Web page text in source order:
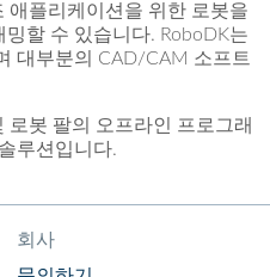
애플리케이션을 위한 로봇을
할 수 있습니다. RoboDK는
대부분의 CAD/CAM 소프트
로봇 팔의 오프라인 프로그래
루션입니다.
회사